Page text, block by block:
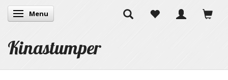
Skifte navigation
Menu
Kinastumper